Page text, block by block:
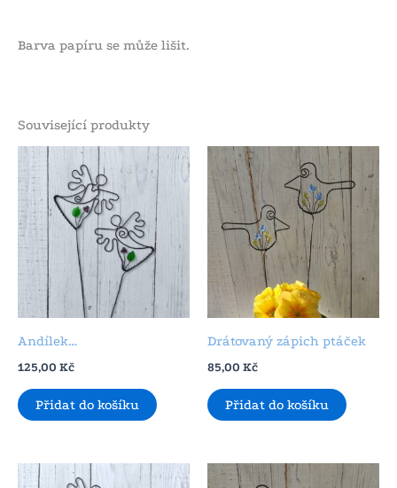
Barva papíru se může lišit.
Související produkty
Andílek…
125,00 Kč
Přidat do košíku
Drátovaný zápich ptáček
85,00 Kč
Přidat do košíku